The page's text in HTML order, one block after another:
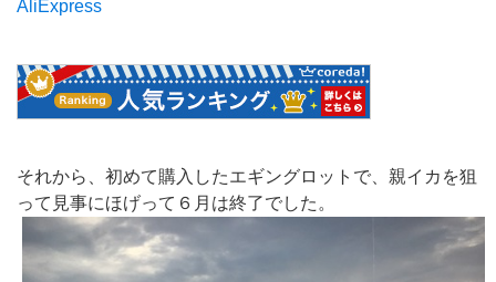
AliExpress
それから、初めて購入したエギングロットで、親イカを狙
って見事にほげって６月は終了でした。